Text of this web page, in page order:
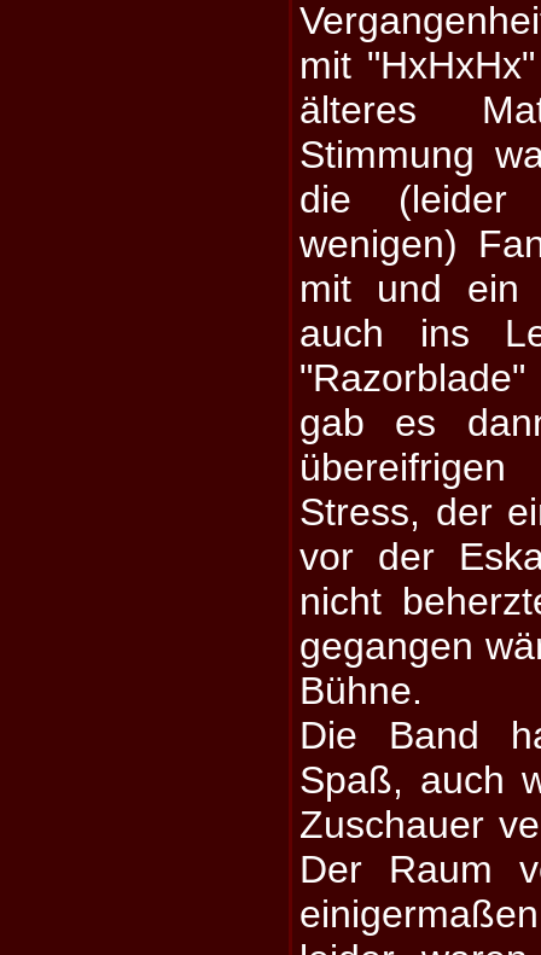
mit
älteres
Stimmung
die
wenigen)
mit und ein
auch ins
gab es
Stress, der
vor der
nicht
gegangen
Bühne.
Die Band
Spaß, auch
Zuschauer
Der Raum